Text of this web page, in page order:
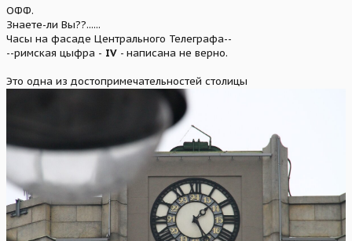
ОФФ.
Знаете-ли Вы??......
Часы на фасаде Центрального Телеграфа--
--римская цыфра - IV - написана не верно.
Это одна из достопримечательностей столицы